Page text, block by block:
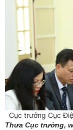
Cục trưởng Cục
Thưa Cục trưởng,